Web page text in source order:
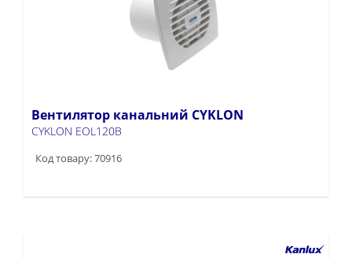
Вентилятор канальний CYKLON
CYKLON EOL120B
Код товару: 70916